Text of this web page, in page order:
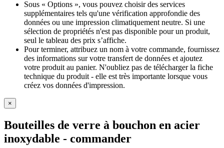
Sous « Options », vous pouvez choisir des services
supplémentaires tels qu'une vérification approfondie des
données ou une impression climatiquement neutre. Si une
sélection de propriétés n'est pas disponible pour un produit,
seul le tableau des prix s’affiche.
Pour terminer, attribuez un nom à votre commande, fournissez
des informations sur votre transfert de données et ajoutez
votre produit au panier. N'oubliez pas de télécharger la fiche
technique du produit - elle est très importante lorsque vous
créez vos données d'impression.
×
Bouteilles de verre à bouchon en acier
inoxydable - commander